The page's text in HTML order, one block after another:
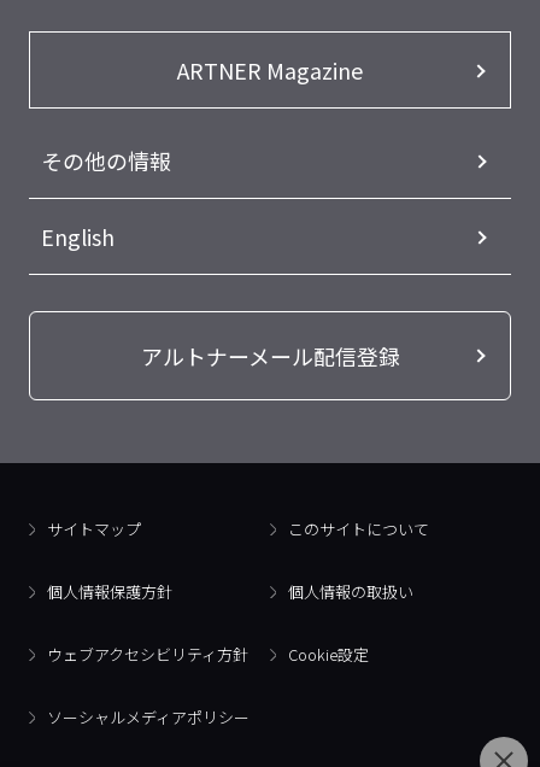
ARTNER Magazine
その他の情報
English
アルトナーメール配信登録
サイトマップ このサイトについて
個人情報保護方針 個人情報の取扱い
ウェブアクセシビリティ方針 Cookie設定
ソーシャルメディアポリシー